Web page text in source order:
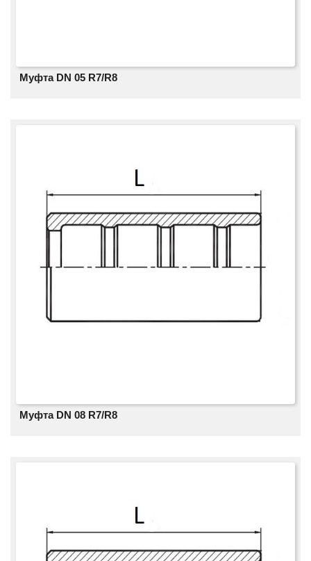
Муфта DN 05 R7/R8
Муфта DN 08 R7/R8